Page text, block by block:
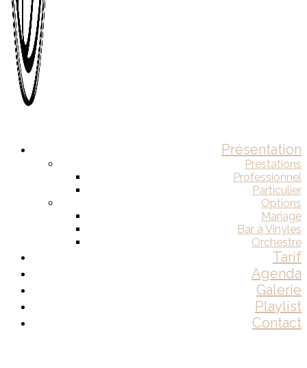
Présentation
Prestations
Professionnel
Particulier
Options
Mariage
Bar à Vinyles
Orchestre
Tarif
Agenda
Galerie
Playlist
Contact